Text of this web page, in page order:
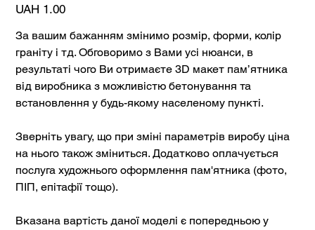
Price
UAH 1.00
За вашим бажанням змінимо розмір, форми, колір
граніту і тд. Обговоримо з Вами усі нюанси, в
результаті чого Ви отримаєте 3D макет пам’ятника
від виробника з можливістю бетонування та
встановлення у будь-якому населеному пункті.
Зверніть увагу, що при зміні параметрів виробу ціна
на нього також зміниться. Додатково оплачується
послуга художнього оформлення пам'ятника (фото,
ПІП, епітафії тощо).
Вказана вартість даної моделі є попередньою у